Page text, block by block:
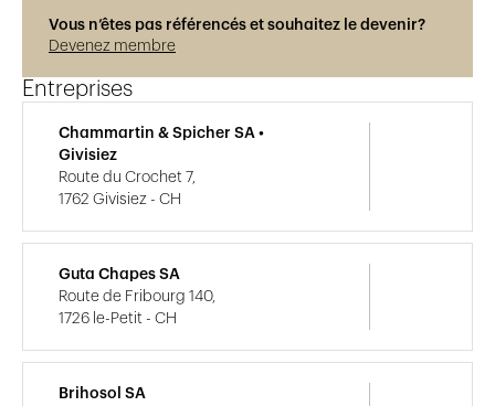
Vous n’êtes pas référencés et souhaitez le devenir?
Devenez membre
Entreprises
Chammartin & Spicher SA •
Givisiez
Route du Crochet 7,
1762 Givisiez - CH
Guta Chapes SA
Route de Fribourg 140,
1726 le-Petit - CH
Brihosol SA